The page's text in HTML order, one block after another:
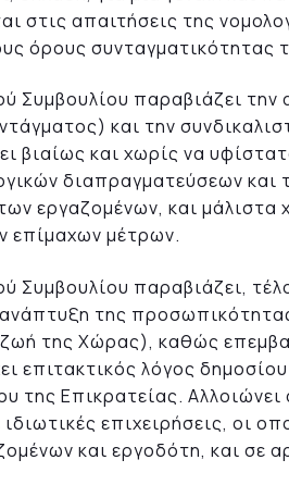
στις απαιτήσεις της
όρους συνταγματικότητας
Συμβουλίου παραβιάζει την
και την
βιαίως και χωρίς να
διαπραγματεύσεων και
εργαζομένων, και μάλιστα
επίμαχων μέτρων.
Συμβουλίου παραβιάζει,
της
ζωή της Χώρας), καθώς
επιτακτικός λόγος
της Επικρατείας.
επιχειρήσεις, οι
και εργοδότη, και σε